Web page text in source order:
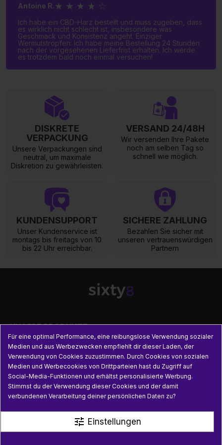
Sophie L.★ ★ ★ ★ ★
Bestellung gut geschützt, schnell geliefert und Produkte
von höchster Qualität. Sie können sich blind darauf
verlassen!!!
DISKRETE
VERPACKUNG
Unsere Verpackungen sind
neutral, um maximale
Diskretion zu gewährleisten.
VERSAND 24/48H
Wir versenden Ihre Pakete
noch am selben Tag so
schnell wie möglich.
KUNDENSUPPORT
Unser Kundenservice ist
montags bis freitags von 10
bis 22 Uhr erreichbar.
SICHERE ZAHLUNG
Bezahlen Sie sicher mit
unseren vertrauenswürdigen
Partnern
UNSERE PRODUKTE 
PRAKTISCHE INFORMATIONEN 
NÜTZLICHE LINKS
Für eine optimal Performance, eine reibungslose Verwendung sozialer
Medien und aus Werbezwecken empfiehlt dir dieser Laden, der
Verwendung von Cookies zuzustimmen. Durch Cookies von sozialen
Medien und Werbecookies von Drittparteien hast du Zugriff auf
Social-Media-Funktionen und erhältst personalisierte Werbung.
Stimmst du der Verwendung dieser Cookies und der damit
verbundenen Verarbeitung deiner persönlichen Daten zu?
tune Einstellungen